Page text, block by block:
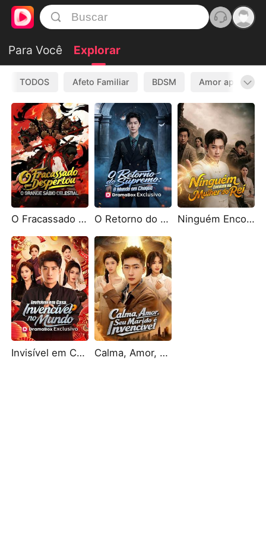
Para Você Explorar
TODOS Afeto Familiar BDSM Amor após
O Fracassado que Despertou o Grande Sábio Celestial(Dublado) O Retorno do Supremo: O Mundo em Choque(Dublado) Ninguém Encosta na Mulher do Rei
Invisível em Casa, Invencível no Mundo Calma, Amor, Seu Marido é Invencível